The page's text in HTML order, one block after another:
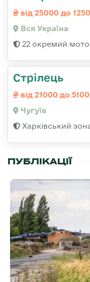
від 25000 до
Вся Україна
22 окремий
Стрілець
від 21000 до
Чугуїв
Харківський
ПУБЛІКАЦІЇ